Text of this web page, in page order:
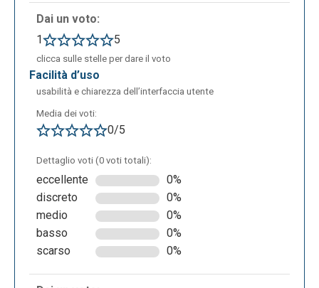
inserite dagli studenti.
permette allora di modificare le specifiche appena
elencate, oltre a specificare la durata della sessione
interattiva ("Duration") e il numero di risposte
massime per studente ("Entries per participant”).
Dai un voto:
1
5
clicca sulle stelle per dare il voto
facilità d’uso
usabilità e chiarezza dell’interfaccia utente
Media dei voti:
0/5
Dettaglio voti (0 voti totali):
eccellente
0%
discreto
0%
medio
0%
basso
0%
scarso
0%